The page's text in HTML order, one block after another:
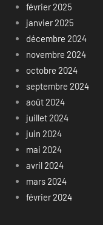
février 2025
janvier 2025
décembre 2024
novembre 2024
octobre 2024
septembre 2024
août 2024
juillet 2024
juin 2024
mai 2024
avril 2024
mars 2024
février 2024